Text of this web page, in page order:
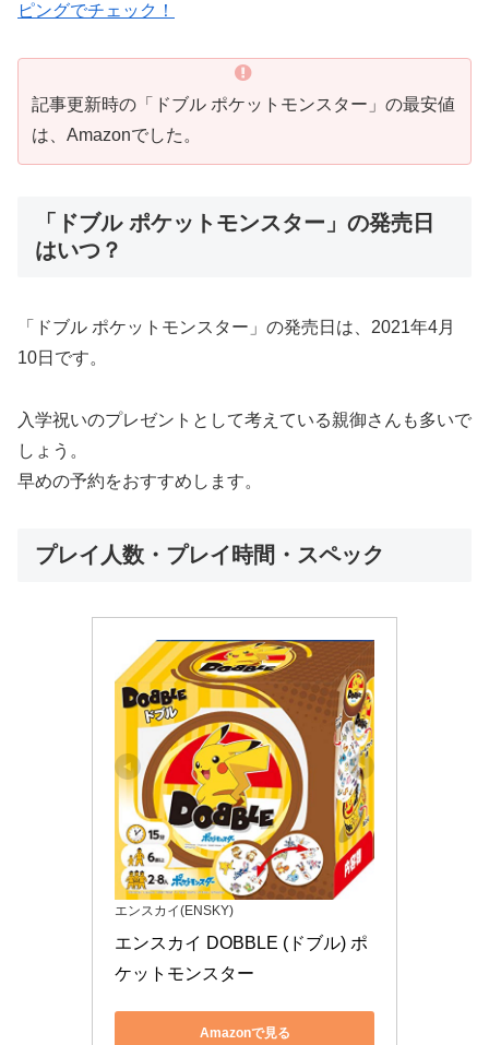
ピングでチェック！
記事更新時の「ドブル ポケットモンスター」の最安値
は、Amazonでした。
「ドブル ポケットモンスター」の発売日
はいつ？
「ドブル ポケットモンスター」の発売日は、2021年4月
10日です。
入学祝いのプレゼントとして考えている親御さんも多いで
しょう。
早めの予約をおすすめします。
プレイ人数・プレイ時間・スペック
エンスカイ(ENSKY)
エンスカイ DOBBLE (ドブル) ポ
ケットモンスター
Amazonで見る